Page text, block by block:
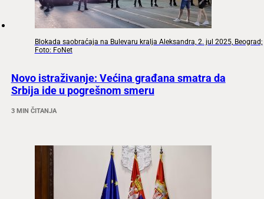
Blokada saobraćaja na Bulevaru kralja Aleksandra, 2. jul 2025, Beograd;
Foto: FoNet
Novo istraživanje: Većina građana smatra da
Srbija ide u pogrešnom smeru
3 MIN ČITANJA